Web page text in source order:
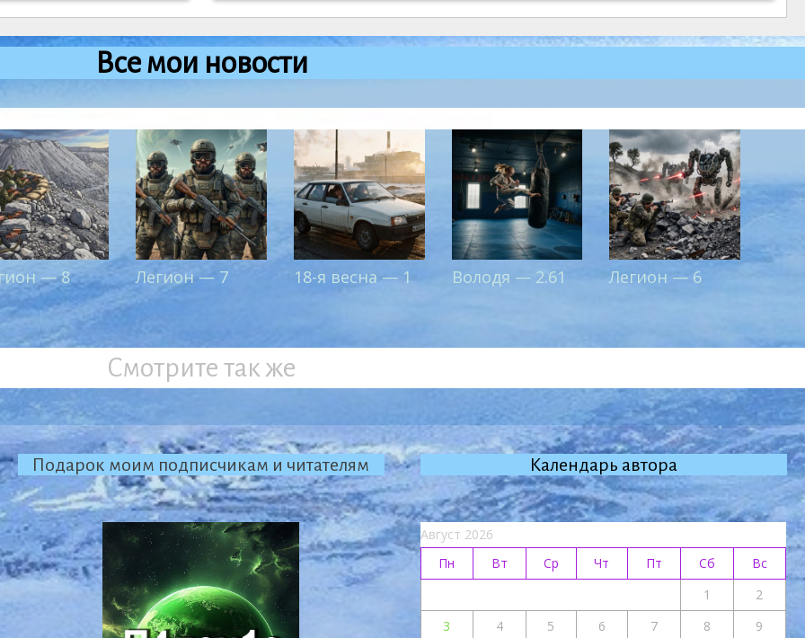
Все мои новости
— 8 Легион — 7 18-я весна — 1 Володя — 2.61 Легион — 6
Смотрите так же
Подарок моим подписчикам и читателям Календарь автора
Август 2026
Пн
Вт Ср Чт Пт Сб
Вс
1
2
3
4 5 6 7 8 9